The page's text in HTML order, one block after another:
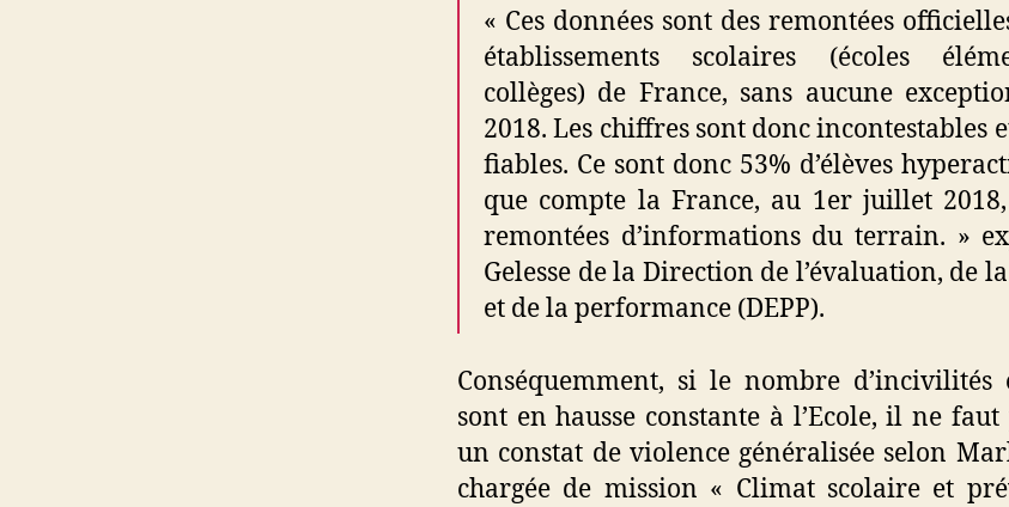
« Ces données sont des remontées
établissements scolaires (écoles
collèges) de France, sans aucune
2018. Les chiffres sont donc incontestables
fiables. Ce sont donc 53% d’élèves
que compte la France, au 1er juillet 2018,
remontées d’informations du terrain. »
Gelesse de la Direction de l’évaluation, de
et de la performance (DEPP).
Conséquemment, si le nombre d’incivilités
sont en hausse constante à l’Ecole, il ne
un constat de violence généralisée selon
chargée de mission « Climat scolaire et